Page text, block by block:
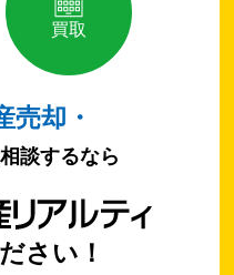
買取
売却・
談するなら
さい！